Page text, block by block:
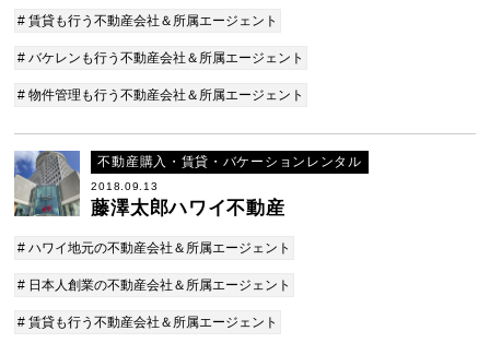
# 賃貸も行う不動産会社＆所属エージェント
# バケレンも行う不動産会社＆所属エージェント
# 物件管理も行う不動産会社＆所属エージェント
不動産購入・賃貸・バケーションレンタル
2018.09.13
藤澤太郎ハワイ不動産
# ハワイ地元の不動産会社＆所属エージェント
# 日本人創業の不動産会社＆所属エージェント
# 賃貸も行う不動産会社＆所属エージェント